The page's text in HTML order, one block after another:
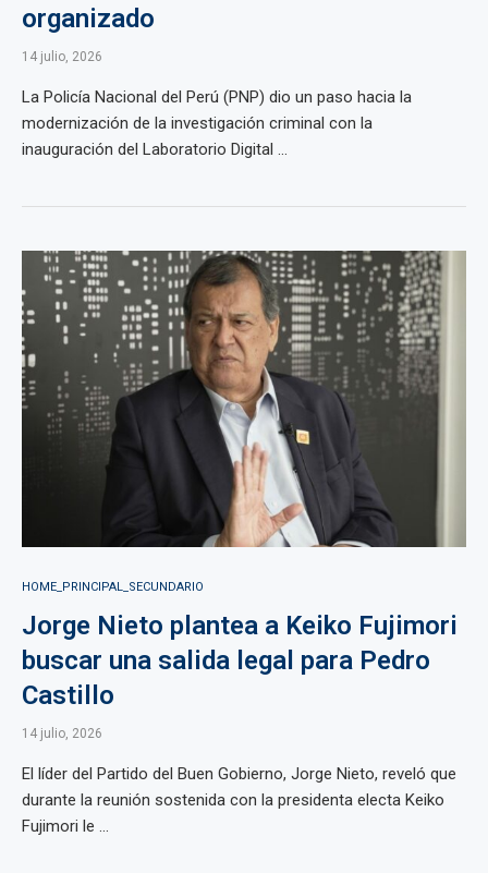
organizado
14 julio, 2026
La Policía Nacional del Perú (PNP) dio un paso hacia la
modernización de la investigación criminal con la
inauguración del Laboratorio Digital ...
HOME_PRINCIPAL_SECUNDARIO
Jorge Nieto plantea a Keiko Fujimori
buscar una salida legal para Pedro
Castillo
14 julio, 2026
El líder del Partido del Buen Gobierno, Jorge Nieto, reveló que
durante la reunión sostenida con la presidenta electa Keiko
Fujimori le ...